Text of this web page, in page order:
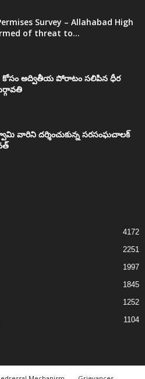
Survey – Allahabad High
of threat to...
అద్వితీయ పోరాటం సలిపిన ధీర
వారిని దర్శించుకున్న సరసంఘచాలక్
4172
2251
1997
1845
1252
1104